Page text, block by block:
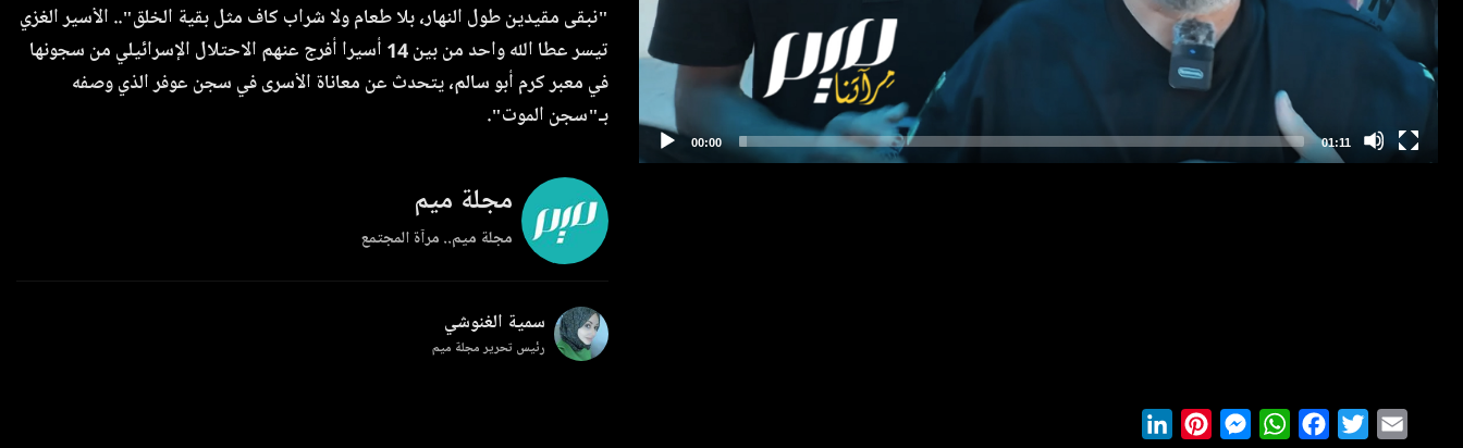
"نبقى مقيدين طول النهار، بلا طعام ولا شراب كاف مثل بقية الخلق".. الأسير الغزي
تيسر عطا الله واحد من بين 14 أسيرا أفرج عنهم الاحتلال الإسرائيلي من سجونها
في معبر كرم أبو سالم، يتحدث عن معاناة الأسرى في سجن عوفر الذي وصفه
بـ"سجن الموت".
مجلة ميم
مجلة ميم.. مرآة المجتمع
سمية الغنوشي
رئيس تحرير مجلة ميم
LinkedInPinterestMessengerWhatsAppFacebook
Twitter